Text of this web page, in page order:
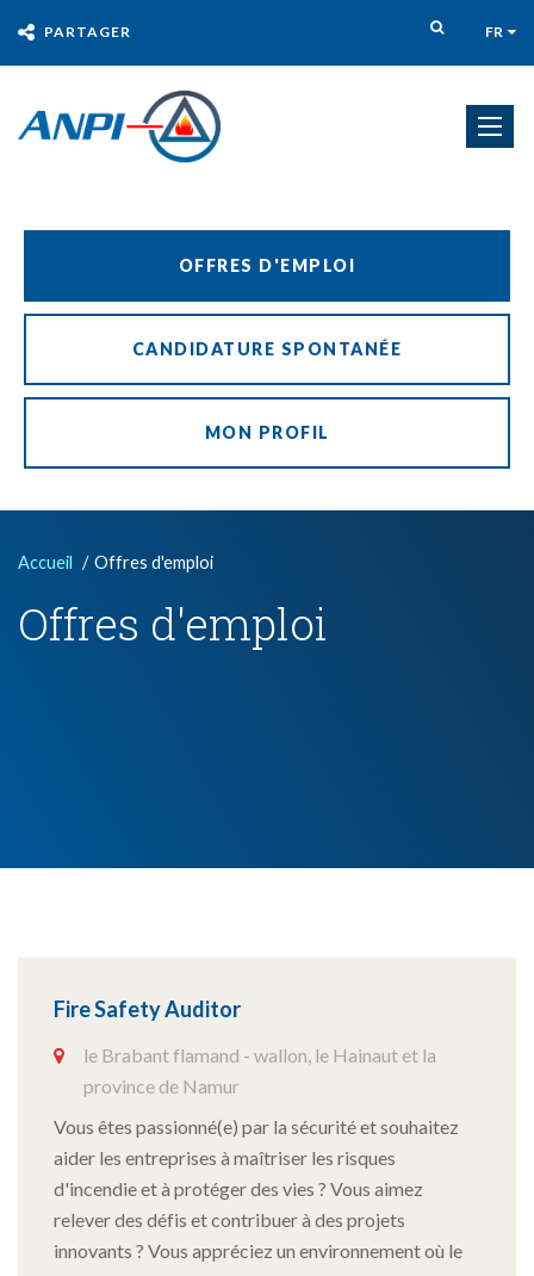
PARTAGER FR
OFFRES D'EMPLOI
CANDIDATURE SPONTANÉE
MON PROFIL
Accueil Offres d'emploi
Offres d'emploi
Fire Safety Auditor
le Brabant flamand - wallon, le Hainaut et la
province de Namur
Vous êtes passionné(e) par la sécurité et souhaitez
aider les entreprises à maîtriser les risques
d'incendie et à protéger des vies ? Vous aimez
relever des défis et contribuer à des projets
innovants ? Vous appréciez un environnement où le